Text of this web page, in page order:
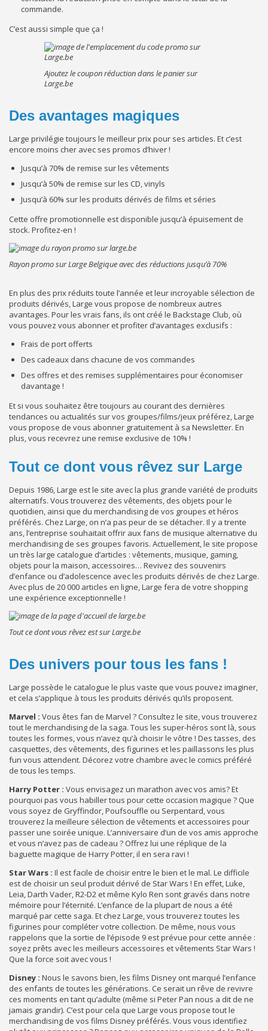
commande.
C’est aussi simple que ça !
Ajoutez le coupon réduction dans le panier sur
Large.be
Des avantages magiques
Large privilégie toujours le meilleur prix pour ses articles. Et c’est
encore moins cher avec ses promos d’hiver !
Jusqu’à 70% de remise sur les vêtements
Jusqu’à 50% de remise sur les CD, vinyls
Jusqu’à 60% sur les produits dérivés de films et séries
Cette offre promotionnelle est disponible jusqu’à épuisement de
stock. Profitez-en !
Rayon promo sur Large Belgique avec des réductions jusqu’à 70%
En plus des prix réduits toute l’année et leur incroyable sélection de
produits dérivés, Large vous propose de nombreux autres
avantages. Pour les vrais fans, ils ont créé le Backstage Club, où
vous pouvez vous abonner et profiter d’avantages exclusifs :
Frais de port offerts
Des cadeaux dans chacune de vos commandes
Des offres et des remises supplémentaires pour économiser
davantage !
Et si vous souhaitez être toujours au courant des dernières
tendances ou actualités sur vos groupes/films/jeux préférez, Large
vous propose de vous abonner gratuitement à sa Newsletter. En
plus, vous recevrez une remise exclusive de 10% !
Tout ce dont vous rêvez sur Large
Depuis 1986, Large est le site avec la plus grande variété de produits
alternatifs. Vous trouverez des vêtements, des objets pour le
quotidien, ainsi que du merchandising de vos groupes et héros
préférés. Chez Large, on n’a pas peur de se détacher. Il y a trente
ans, l’entreprise souhaitait offrir aux fans de musique alternative du
merchandising de ses groupes favoris. Actuellement, le site propose
un très large catalogue d’articles : vêtements, musique, gaming,
objets pour la maison, accessoires… Revivez des souvenirs
d’enfance ou d’adolescence avec les produits dérivés de chez Large.
Avec plus de 20 000 articles en ligne, Large fera de votre shopping
une expérience exceptionnelle !
Tout ce dont vous rêvez est sur Large.be
Des univers pour tous les fans !
Large possède le catalogue le plus vaste que vous pouvez imaginer,
et cela s’applique à tous les produits dérivés qu’ils proposent.
Marvel : Vous êtes fan de Marvel ? Consultez le site, vous trouverez
tout le merchandising de la saga. Tous les super-héros sont là, sous
toutes les formes, vous n’avez qu’à choisir le vôtre ! Des tasses, des
casquettes, des vêtements, des figurines et les paillassons les plus
fun vous attendent. Décorez votre chambre avec le comics préféré
de tous les temps.
Harry Potter : Vous envisagez un marathon avec vos amis? Et
pourquoi pas vous habiller tous pour cette occasion magique ? Que
vous soyez de Gryffindor, Poufsouffle ou Serpentard, vous
trouverez la meilleure sélection de vêtements et accessoires pour
passer une soirée unique. L’anniversaire d’un de vos amis approche
et vous n’avez pas de cadeau ? Offrez lui une réplique de la
baguette magique de Harry Potter, il en sera ravi !
Star Wars : Il est facile de choisir entre le bien et le mal. Le difficile
est de choisir un seul produit dérivé de Star Wars ! En effet, Luke,
Leia, Darth Vader, R2-D2 et même Kylo Ren sont gravés dans notre
mémoire pour l’éternité. L’enfance de la plupart de nous a été
marqué par cette saga. Et chez Large, vous trouverez toutes les
figurines pour compléter votre collection. De même, nous vous
rappelons que la sortie de l’épisode 9 est prévue pour cette année :
soyez prêts avec les meilleurs accessoires et vêtements Star Wars !
Que la force soit avec vous !
Disney : Nous le savons bien, les films Disney ont marqué l’enfance
des enfants de toutes les générations. Ce serait un rêve de revivre
ces moments en tant qu’adulte (même si Peter Pan nous a dit de ne
jamais grandir). C’est pour cela que Large vous propose tout le
merchandising de vos films Disney préférés. Vous vous identifiez